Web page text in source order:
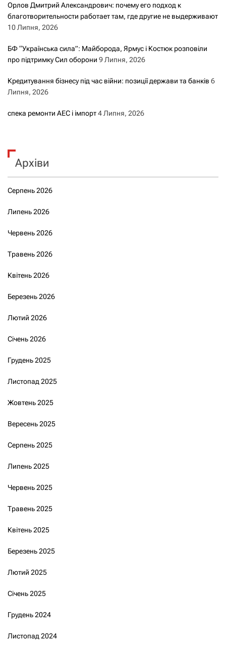
Орлов Дмитрий Александрович: почему его подход к
благотворительности работает там, где другие не выдерживают
10 Липня, 2026
БФ “Українська сила”: Майборода, Ярмус і Костюк розповіли
про підтримку Сил оборони 9 Липня, 2026
Кредитування бізнесу під час війни: позиції держави та банків 6
Липня, 2026
спека ремонти АЕС і імпорт4 Липня, 2026
Архіви
Серпень 2026
Липень 2026
Червень 2026
Травень 2026
Квітень 2026
Березень 2026
Лютий 2026
Січень 2026
Грудень 2025
Листопад 2025
Жовтень 2025
Вересень 2025
Серпень 2025
Липень 2025
Червень 2025
Травень 2025
Квітень 2025
Березень 2025
Лютий 2025
Січень 2025
Грудень 2024
Листопад 2024